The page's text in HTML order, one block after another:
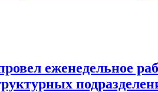
еженедельное